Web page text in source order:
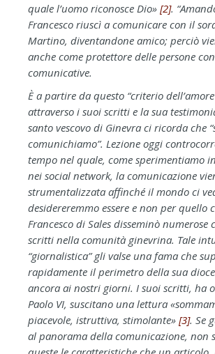
quale l’uomo riconosce Dio» [2].
Francesco riuscì a comunicare con il
Martino, diventandone amico; perciò
anche come protettore delle persone
comunicative.
È a partire da questo “criterio
attraverso i suoi scritti e la sua
santo vescovo di Ginevra ci ricorda che
comunichiamo”. Lezione oggi
tempo nel quale, come sperimentiamo
nei social network, la comunicazione
strumentalizzata affinché il mondo ci
desidereremmo essere e non per quello
Francesco di Sales disseminò numerose
scritti nella comunità ginevrina. Tale
“giornalistica” gli valse una fama che
rapidamente il perimetro della sua
ancora ai nostri giorni. I suoi scritti, ha
Paolo VI, suscitano una lettura
piacevole, istruttiva, stimolante» [3]. Se
al panorama della comunicazione, non